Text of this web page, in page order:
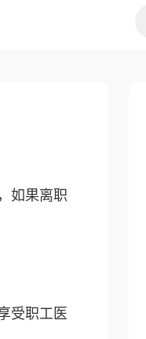
如果离职
受职工医